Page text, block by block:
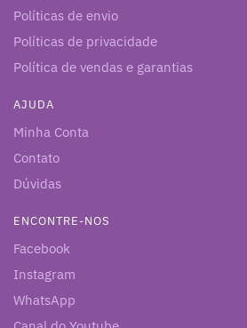
Políticas de envio
Políticas de privacidade
Política de vendas e garantias
AJUDA
Minha Conta
Contato
Dúvidas
ENCONTRE-NOS
Facebook
Instagram
WhatsApp